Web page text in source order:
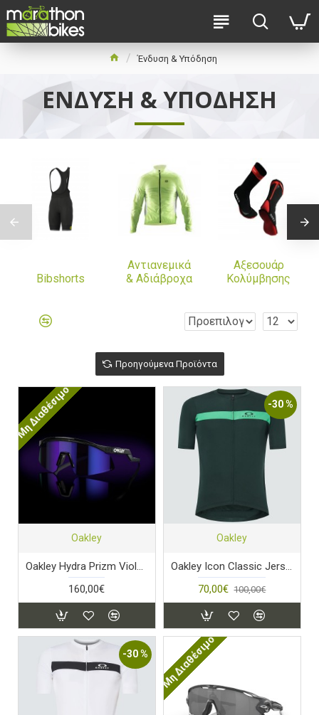
Ένδυση & Υπόδηση
ΈΝΔΥΣΗ & ΥΠΌΔΗΣΗ
Bibshorts
Αντιανεμικά
& Αδιάβροχα
Αξεσουάρ
Κολύμβησης
Προηγούμενα Προϊόντα
Μη Διαθέσιμο
Oakley
Oakley Hydra Prizm Violet Lens Crystal Black Frame
160,00€
-30 %
Oakley
Oakley Icon Classic Jersey Hunter Green
70,00€ 100,00€
-30 % Μη Διαθέσιμο